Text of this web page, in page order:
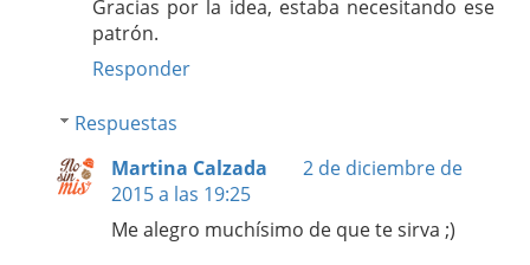
Gracias por la idea, estaba necesitando ese
patrón.
Responder
Respuestas
Martina Calzada
2 de diciembre de
2015 a las 19:25
Me alegro muchísimo de que te sirva ;)